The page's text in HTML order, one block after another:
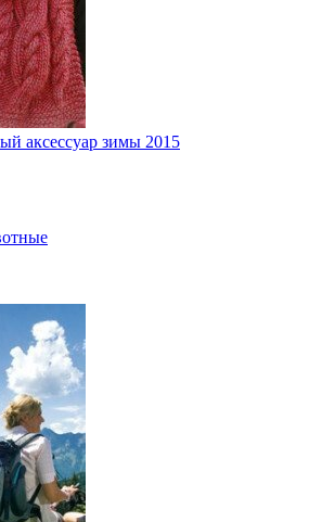
аксессуар зимы 2015